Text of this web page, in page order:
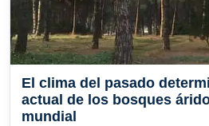
El clima del pasado
actual de los bosques
mundial